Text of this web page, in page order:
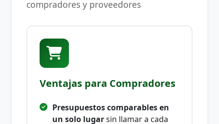
compradores y proveedores
Ventajas para Compradores
Presupuestos comparables en
un solo lugarsin llamar a cada